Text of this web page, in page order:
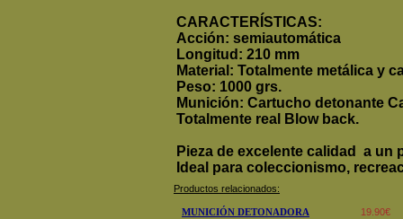
CARACTERÍSTICAS:
Acción: semiautomática
Longitud: 210 mm
Material: Totalmente metálica y
Peso: 1000 grs.
Munición: Cartucho detonante
Totalmente real Blow back.
Pieza de excelente calidad a un
Ideal para coleccionismo,
Productos relacionados:
MUNICIÓN DETONADORA 19.90€